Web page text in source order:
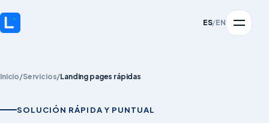
ES/EN
Inicio/Servicios/Landing pages rápidas
SOLUCIÓN RÁPIDA Y PUNTUAL